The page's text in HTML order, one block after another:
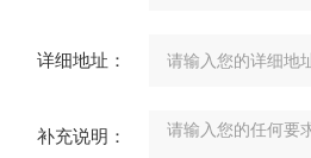
详细地址：
补充说明：